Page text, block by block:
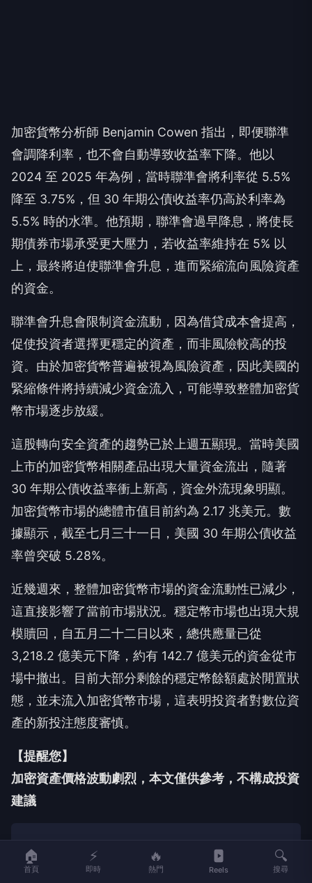
加密貨幣分析師 Benjamin Cowen 指出，即便聯準
會調降利率，也不會自動導致收益率下降。他以
2024 至 2025 年為例，當時聯準會將利率從 5.5%
降至 3.75%，但 30 年期公債收益率仍高於利率為
5.5% 時的水準。他預期，聯準會過早降息，將使長
期債券市場承受更大壓力，若收益率維持在 5% 以
上，最終將迫使聯準會升息，進而緊縮流向風險資產
的資金。
聯準會升息會限制資金流動，因為借貸成本會提高，
促使投資者選擇更穩定的資產，而非風險較高的投
資。由於加密貨幣普遍被視為風險資產，因此美國的
緊縮條件將持續減少資金流入，可能導致整體加密貨
幣市場逐步放緩。
這股轉向安全資產的趨勢已於上週五顯現。當時美國
上市的加密貨幣相關產品出現大量資金流出，隨著
30 年期公債收益率衝上新高，資金外流現象明顯。
加密貨幣市場的總體市值目前約為 2.17 兆美元。數
據顯示，截至七月三十一日，美國 30 年期公債收益
率曾突破 5.28%。
近幾週來，整體加密貨幣市場的資金流動性已減少，
這直接影響了當前市場狀況。穩定幣市場也出現大規
模贖回，自五月二十二日以來，總供應量已從
3,218.2 億美元下降，約有 142.7 億美元的資金從市
場中撤出。目前大部分剩餘的穩定幣餘額處於閒置狀
態，並未流入加密貨幣市場，這表明投資者對數位資
產的新投注態度審慎。
【提醒您】
加密資產價格波動劇烈，本文僅供參考，不構成投資
建議
🏠
首頁
⚡
即時
🔥
熱門 Reels
🔍
搜尋